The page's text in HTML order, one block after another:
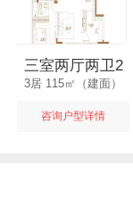
三室两厅两卫2
3居 115㎡（建面）
咨询户型详情